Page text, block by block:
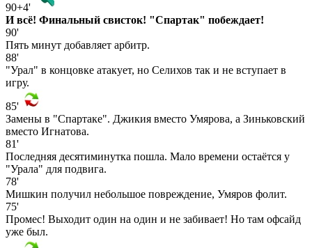
90+4'
И всё! Финальный свисток! "Спартак" побеждает!
90'
Пять минут добавляет арбитр.
88'
"Урал" в концовке атакует, но Селихов так и не вступает в
игру.
85'
Замены в "Спартаке". Джикия вместо Умярова, а Зиньковский
вместо Игнатова.
81'
Последняя десятиминутка пошла. Мало времени остаётся у
"Урала" для подвига.
78'
Мишкин получил небольшое повреждение, Умяров фолит.
75'
Промес! Выходит один на один и не забивает! Но там офсайд
уже был.